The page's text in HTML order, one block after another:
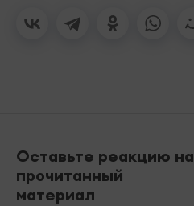
Оставьте реакцию на
прочитанный
материал